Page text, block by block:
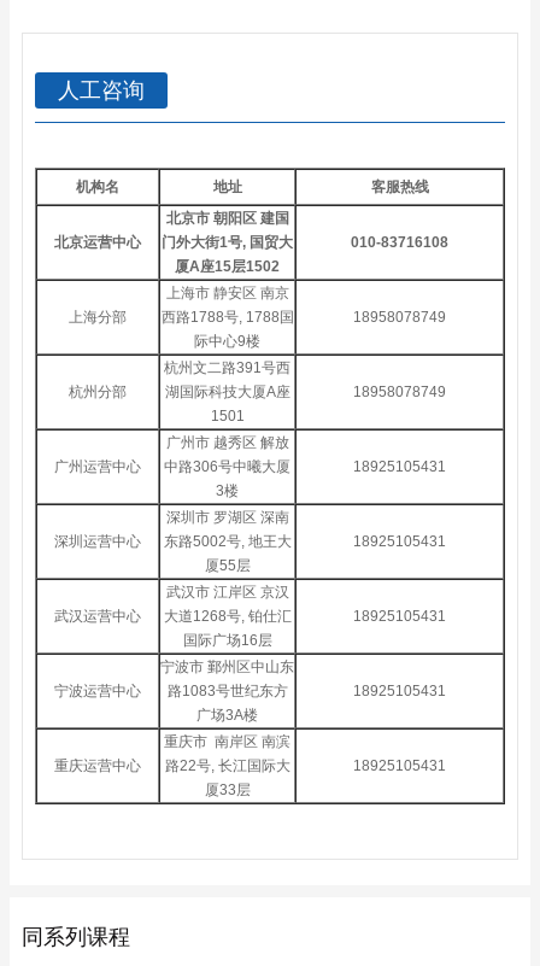
人工咨询
机构名 地址 客服热线
北京运营中心
北京市 朝阳区 建国
门外大街1号, 国贸大
厦A座15层1502
010-83716108
上海分部
上海市 静安区 南京
西路1788号, 1788国
际中心9楼
18958078749
杭州分部
杭州文二路391号西
湖国际科技大厦A座
1501
18958078749
广州运营中心
广州市 越秀区 解放
中路306号中曦大厦
3楼
18925105431
深圳运营中心
深圳市 罗湖区 深南
东路5002号, 地王大
厦55层
18925105431
武汉运营中心
武汉市 江岸区 京汉
大道1268号, 铂仕汇
国际广场16层
18925105431
宁波运营中心
宁波市 鄞州区中山东
路1083号世纪东方
广场3A楼
18925105431
重庆运营中心
重庆市 南岸区 南滨
路22号, 长江国际大
厦33层
18925105431
同系列课程